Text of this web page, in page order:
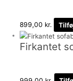
899,00 kr.
Firkantet